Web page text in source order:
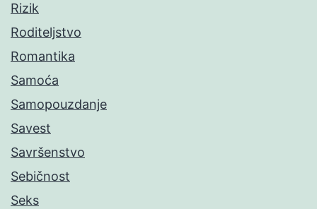
Rizik
Roditeljstvo
Romantika
Samoća
Samopouzdanje
Savest
Savršenstvo
Sebičnost
Seks